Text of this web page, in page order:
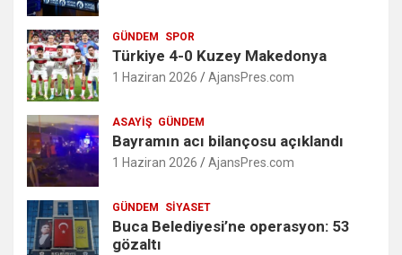
GÜNDEM SPOR
Türkiye 4-0 Kuzey Makedonya
1 Haziran 2026 AjansPres.com
ASAYIŞ GÜNDEM
Bayramın acı bilançosu açıklandı
1 Haziran 2026 AjansPres.com
GÜNDEM SIYASET
Buca Belediyesi’ne operasyon: 53
gözaltı